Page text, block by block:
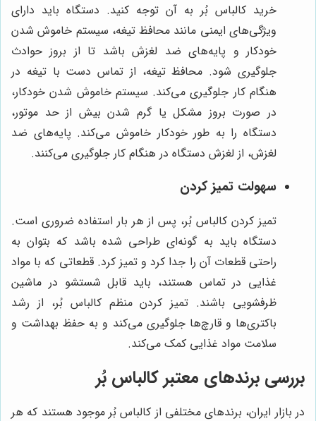
خرید کالباس بُر به آن توجه کنید. دستگاه باید دارای
ویژگی‌های ایمنی مانند محافظ تیغه، سیستم خاموش شدن
خودکار و پایه‌های ضد لغزش باشد تا از بروز حوادث
جلوگیری شود. محافظ تیغه، از تماس دست با تیغه در
هنگام کار جلوگیری می‌کند. سیستم خاموش شدن خودکار،
در صورت بروز مشکل یا گرم شدن بیش از حد موتور،
دستگاه را به طور خودکار خاموش می‌کند. پایه‌های ضد
لغزش، از لغزش دستگاه در هنگام کار جلوگیری می‌کنند.
سهولت تمیز کردن
تمیز کردن کالباس بُر، پس از هر بار استفاده ضروری است.
دستگاه باید به گونه‌ای طراحی شده باشد که بتوان به
راحتی قطعات آن را جدا کرد و تمیز کرد. قطعاتی که با مواد
غذایی در تماس هستند، باید قابل شستشو در ماشین
ظرفشویی باشند. تمیز کردن منظم کالباس بُر، از رشد
باکتری‌ها و قارچ‌ها جلوگیری می‌کند و به حفظ بهداشت و
سلامت مواد غذایی کمک می‌کند.
بررسی برندهای معتبر کالباس بُر
در بازار ایران، برندهای مختلفی از کالباس بُر موجود هستند که هر